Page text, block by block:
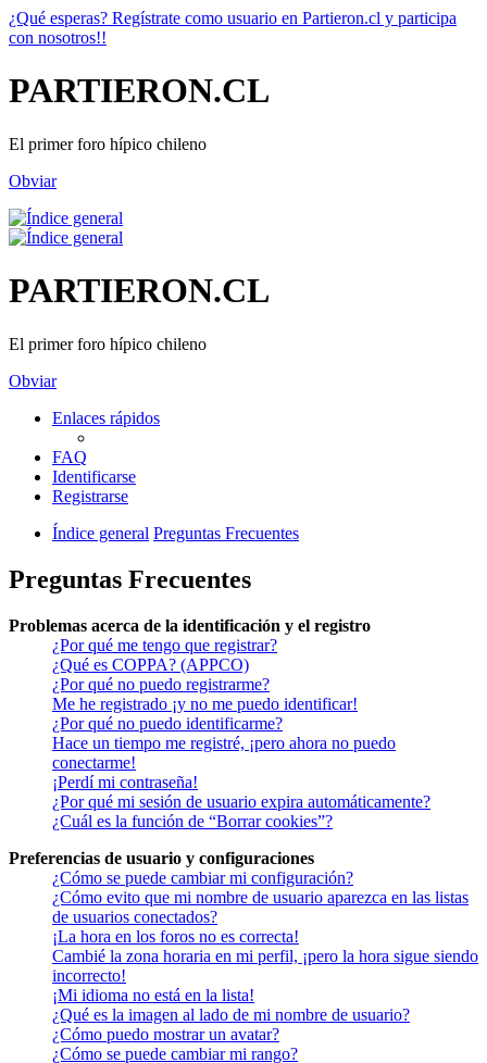
¿Qué esperas? Regístrate como usuario en Partieron.cl y participa
con nosotros!!
PARTIERON.CL
El primer foro hípico chileno
Obviar
PARTIERON.CL
El primer foro hípico chileno
Obviar
Enlaces rápidos
FAQ
Identificarse
Registrarse
Índice general Preguntas Frecuentes
Preguntas Frecuentes
Problemas acerca de la identificación y el registro
¿Por qué me tengo que registrar?
¿Qué es COPPA? (APPCO)
¿Por qué no puedo registrarme?
Me he registrado ¡y no me puedo identificar!
¿Por qué no puedo identificarme?
Hace un tiempo me registré, ¡pero ahora no puedo
conectarme!
¡Perdí mi contraseña!
¿Por qué mi sesión de usuario expira automáticamente?
¿Cuál es la función de “Borrar cookies”?
Preferencias de usuario y configuraciones
¿Cómo se puede cambiar mi configuración?
¿Cómo evito que mi nombre de usuario aparezca en las listas
de usuarios conectados?
¡La hora en los foros no es correcta!
Cambié la zona horaria en mi perfil, ¡pero la hora sigue siendo
incorrecto!
¡Mi idioma no está en la lista!
¿Qué es la imagen al lado de mi nombre de usuario?
¿Cómo puedo mostrar un avatar?
¿Cómo se puede cambiar mi rango?